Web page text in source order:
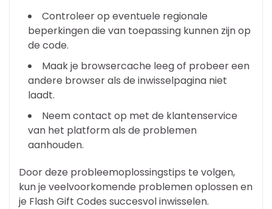
Controleer op eventuele regionale
beperkingen die van toepassing kunnen zijn op
de code.
Maak je browsercache leeg of probeer een
andere browser als de inwisselpagina niet
laadt.
Neem contact op met de klantenservice
van het platform als de problemen
aanhouden.
Door deze probleemoplossingstips te volgen,
kun je veelvoorkomende problemen oplossen en
je Flash Gift Codes succesvol inwisselen.